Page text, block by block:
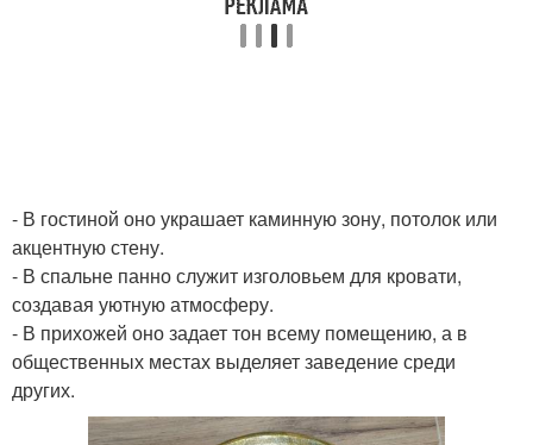
- В гостиной оно украшает каминную зону, потолок или
акцентную стену.
- В спальне панно служит изголовьем для кровати,
создавая уютную атмосферу.
- В прихожей оно задает тон всему помещению, а в
общественных местах выделяет заведение среди
других.